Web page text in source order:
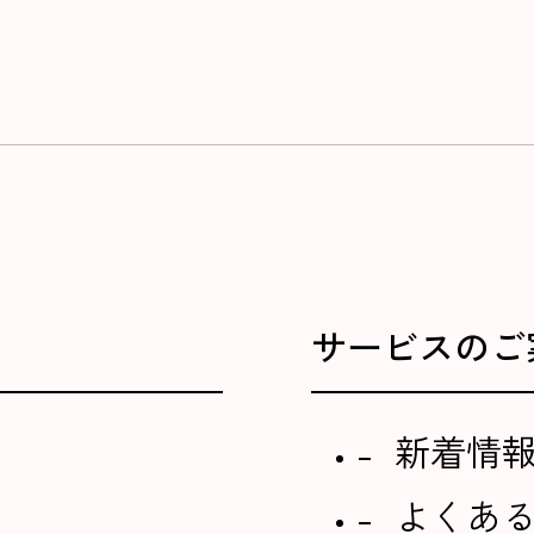
サービスの
新着情
よくあ